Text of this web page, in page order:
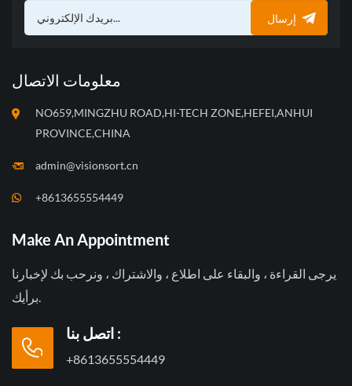
إرسال
معلومات الاتصال
NO659,MINGZHU ROAD,HI-TECH ZONE,HEFEI,ANHUI
PROVINCE,CHINA
admin@visionsort.cn
+8613655554449
Make An Appointment
يرجى القراءة ، والبقاء على اطلاع ، والاشتراك ، ونرحب بك لإخبارنا
برأيك.
اتصل بنا :
+8613655554449